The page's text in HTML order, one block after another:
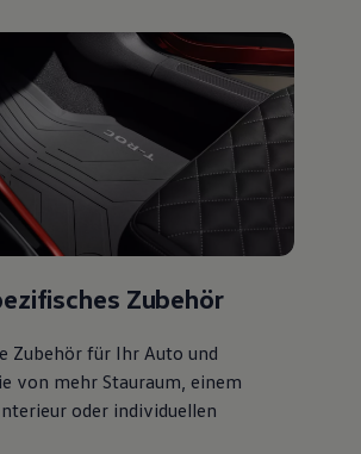
Zubehör
Zubehör für Ihr Auto und
von mehr Stauraum, einem
oder individuellen